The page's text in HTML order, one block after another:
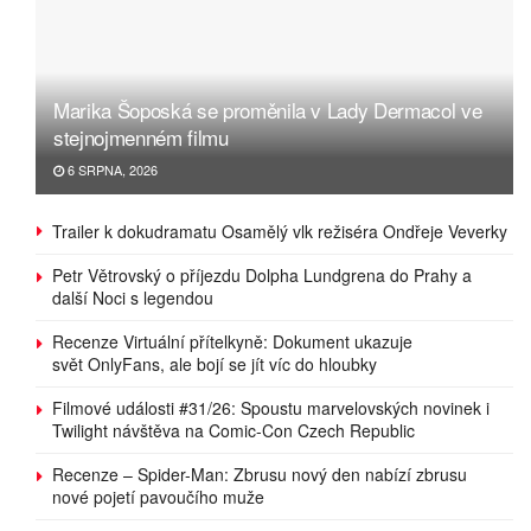
Marika Šoposká se proměnila v Lady Dermacol ve
stejnojmenném filmu
6 SRPNA, 2026
Trailer k dokudramatu Osamělý vlk režiséra Ondřeje Veverky
Petr Větrovský o příjezdu Dolpha Lundgrena do Prahy a
další Noci s legendou
Recenze Virtuální přítelkyně: Dokument ukazuje
svět OnlyFans, ale bojí se jít víc do hloubky
Filmové události #31/26: Spoustu marvelovských novinek i
Twilight návštěva na Comic-Con Czech Republic
Recenze – Spider-Man: Zbrusu nový den nabízí zbrusu
nové pojetí pavoučího muže